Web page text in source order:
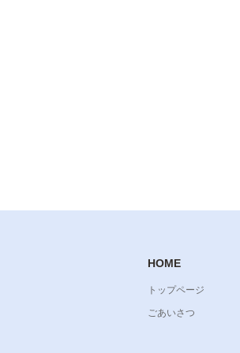
HOME
トップページ
ごあいさつ